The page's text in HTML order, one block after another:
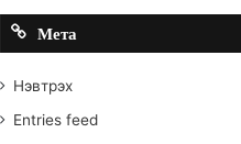
Мета
Нэвтрэх
Entries feed